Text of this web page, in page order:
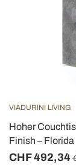
VIADURINI LIVING
Hoher
Finish – Florida
CHF 492,34